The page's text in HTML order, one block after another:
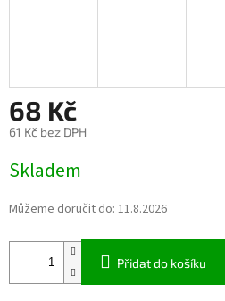
68 Kč
61 Kč bez DPH
cena:
Skladem
Můžeme doručit do: 11.8.2026
Přidat do košíku